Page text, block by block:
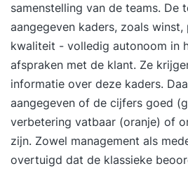
samenstelling van de teams. De
aangegeven kaders, zoals
kwaliteit - volledig autonoom in
afspraken met de klant. Ze
informatie over deze kaders.
aangegeven of de cijfers goed
verbetering vatbaar (oranje) of
zijn. Zowel management als
overtuigd dat de klassieke